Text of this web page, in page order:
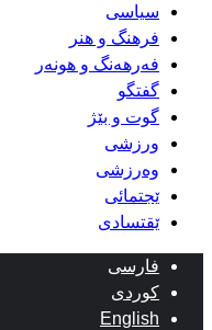
سیاسی
فرهنگ و هنر
فەرهەنگ و هونەر
گفتگو
گوت و بێژ
ورزشی
وەرزشی
ێجتمائی
ێقتسادی
فارسی
کوردی
English